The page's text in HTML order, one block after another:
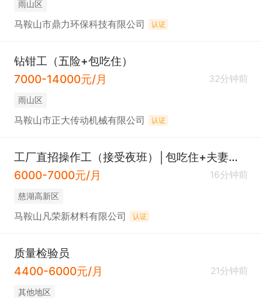
雨山区
马鞍山市鼎力环保科技有限公司 认证
钻钳工（五险+包吃住）
7000-14000元/月
32分钟前
雨山区
马鞍山市正大传动机械有限公司 认证
工厂直招操作工（接受夜班）│包吃住+夫妻房│月薪7K│五险
6000-7000元/月
16分钟前
慈湖高新区
马鞍山凡荣新材料有限公司 认证
质量检验员
4400-6000元/月
21分钟前
其他地区